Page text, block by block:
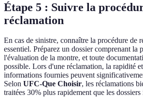
Étape 5 : Suivre la
réclamation
En cas de sinistre, connaître la procédure de
essentiel. Préparez un dossier comprenant la
l'évaluation de la montre, et toute
possible. Lors d'une réclamation, la rapidité
informations fournies peuvent
Selon UFC-Que Choisir, les réclamations
traitées 30% plus rapidement que les